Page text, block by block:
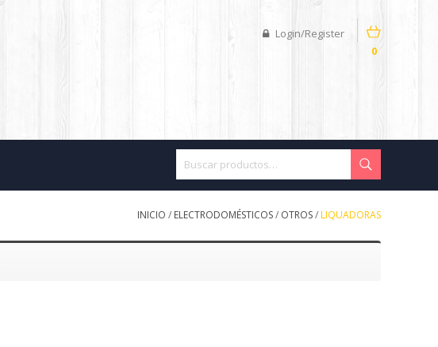
0
Login/Register
INICIO / ELECTRODOMÉSTICOS/ OTROS/LIQUADORAS